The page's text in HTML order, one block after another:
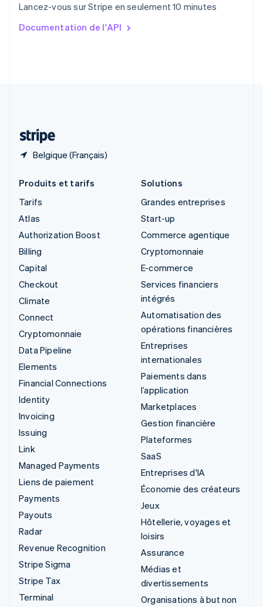
Lancez-vous sur Stripe en seulement 10 minutes
Documentation de l'API
Belgique (Français)
English简体中文
English
Produits et tarifs
Tarifs
Atlas
Authorization Boost
Billing
Capital
Checkout
Climate
Connect
Cryptomonnaie
Data Pipeline
Elements
Financial Connections
Identity
Invoicing
Issuing
Link
Managed Payments
Liens de paiement
Payments
Payouts
Radar
Revenue Recognition
Stripe Sigma
Stripe Tax
Terminal
Solutions
Grandes entreprises
Start-up
Commerce agentique
Cryptomonnaie
E-commerce
Services financiers
intégrés
Automatisation des
opérations financières
Entreprises
internationales
Paiements dans
l’application
Marketplaces
Gestion financière
Plateformes
SaaS
Entreprises d'IA
Économie des créateurs
Jeux
Hôtellerie, voyages et
loisirs
Assurance
Médias et
divertissements
Organisations à but non